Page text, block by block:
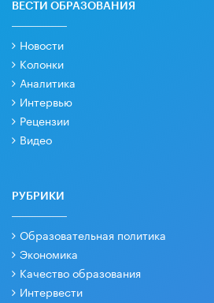
ВЕСТИ ОБРАЗОВАНИЯ
Новости
Колонки
Аналитика
Интервью
Рецензии
Видео
РУБРИКИ
Образовательная политика
Экономика
Качество образования
Интервести